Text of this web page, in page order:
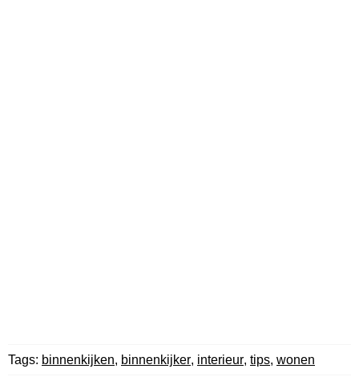
Tags: binnenkijken, binnenkijker, interieur, tips, wonen